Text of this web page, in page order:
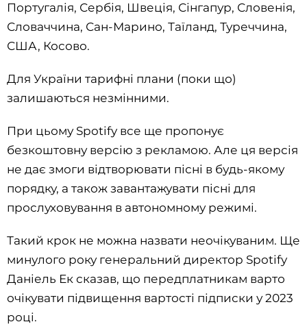
Португалія, Сербія, Швеція, Сінгапур, Словенія,
Словаччина, Сан-Марино, Таїланд, Туреччина,
США, Косово.
Для України тарифні плани (поки що)
залишаються незмінними.
При цьому Spotify все ще пропонує
безкоштовну версію з рекламою. Але ця версія
не дає змоги відтворювати пісні в будь-якому
порядку, а також завантажувати пісні для
прослуховування в автономному режимі.
Такий крок не можна назвати неочікуваним. Ще
минулого року генеральний директор Spotify
Даніель Ек сказав, що передплатникам варто
очікувати підвищення вартості підписки у 2023
році.